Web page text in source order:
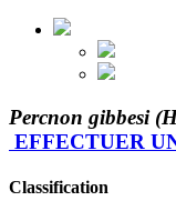
Percnon gibbesi
EFFECTUER
Classification